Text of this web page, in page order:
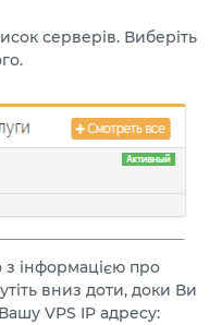
серверів. Виберіть
з інформацією про
вниз доти, доки Ви
VPS IP адресу: